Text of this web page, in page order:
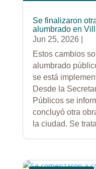
Se finalizaron
alumbrado en
Jun 25, 2026
Estos cambios
alumbrado
se está
Desde la
Públicos se
concluyó otra
la ciudad. Se